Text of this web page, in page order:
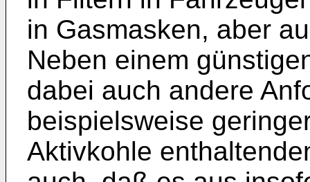
in Gasmasken, aber
Neben einem
dabei auch andere
beispielsweise
Aktivkohle